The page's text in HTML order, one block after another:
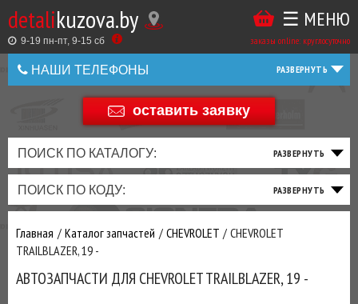
detalikuzova.by
9-19 пн-пт, 9-15 cб заказы online: круглосуточно
☰ МЕНЮ
НАШИ ТЕЛЕФОНЫ
+375 44 586 05 44
оставить заявку
ПОИСК ПО КАТАЛОГУ:
ПОИСК ПО КОДУ:
Главная Каталог запчастей CHEVROLET
CHEVROLET
TRAILBLAZER, 19 -
АВТОЗАПЧАСТИ ДЛЯ CHEVROLET TRAILBLAZER, 19 -
Купить
в
1
Беларусь
+375
+375
ТАКЖЕ
ВЫ
МОЖЕТЕ
У
ЗАКАЗАТЬ
ТО
ФИЛЬТРА
ТОРМОЗНАЯ
СИСТЕМА
ПОДВЕСКА
РУЛЕВОЕ
ТРАНСМИССИЯ
ПРИВОД
ДВИГАТЕЛЬ
ВЫХЛОП
ЭЛЕКТРИКА
ОСВЕЩЕНИЕ
ДОБАВИВ
МАСЛАИ ДРУГИЕ